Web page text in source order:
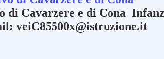
di Cavarzere e di Cona
veiC85500x@istruzione.it